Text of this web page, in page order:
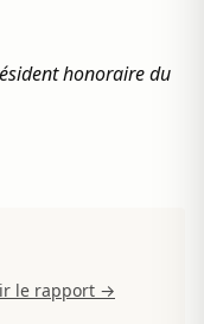
honoraire du
le rapport →